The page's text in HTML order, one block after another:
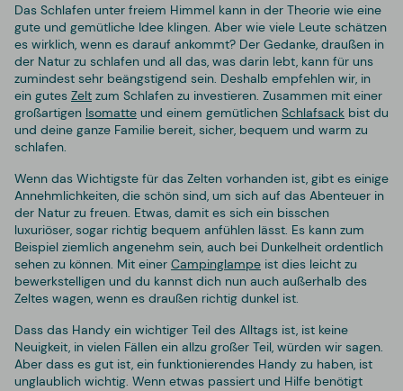
Das Schlafen unter freiem Himmel kann in der Theorie wie eine
gute und gemütliche Idee klingen. Aber wie viele Leute schätzen
es wirklich, wenn es darauf ankommt? Der Gedanke, draußen in
der Natur zu schlafen und all das, was darin lebt, kann für uns
zumindest sehr beängstigend sein. Deshalb empfehlen wir, in
ein gutes Zelt zum Schlafen zu investieren. Zusammen mit einer
großartigen Isomatte und einem gemütlichen Schlafsack bist du
und deine ganze Familie bereit, sicher, bequem und warm zu
schlafen.
Wenn das Wichtigste für das Zelten vorhanden ist, gibt es einige
Annehmlichkeiten, die schön sind, um sich auf das Abenteuer in
der Natur zu freuen. Etwas, damit es sich ein bisschen
luxuriöser, sogar richtig bequem anfühlen lässt. Es kann zum
Beispiel ziemlich angenehm sein, auch bei Dunkelheit ordentlich
sehen zu können. Mit einer Campinglampe ist dies leicht zu
bewerkstelligen und du kannst dich nun auch außerhalb des
Zeltes wagen, wenn es draußen richtig dunkel ist.
Dass das Handy ein wichtiger Teil des Alltags ist, ist keine
Neuigkeit, in vielen Fällen ein allzu großer Teil, würden wir sagen.
Aber dass es gut ist, ein funktionierendes Handy zu haben, ist
unglaublich wichtig. Wenn etwas passiert und Hilfe benötigt